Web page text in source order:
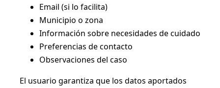
Email (si lo facilita)
Municipio o zona
Información sobre necesidades de cuidado
Preferencias de contacto
Observaciones del caso
El usuario garantiza que los datos aportados